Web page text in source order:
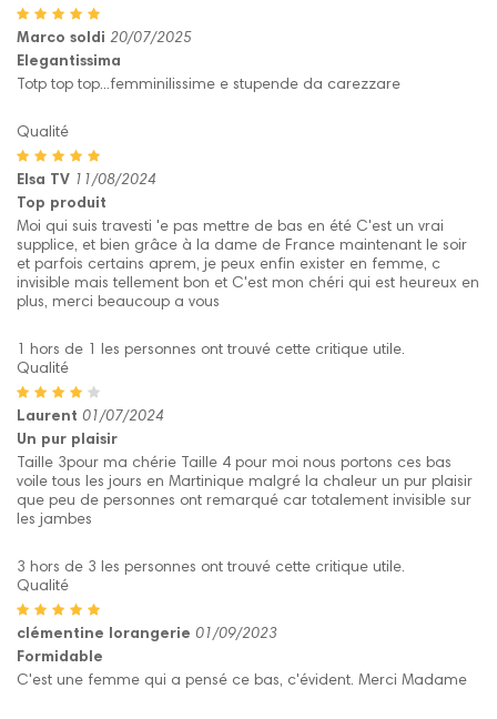
Marco soldi 20/07/2025
Elegantissima
Totp top top...femminilissime e stupende da carezzare
Qualité
Elsa TV 11/08/2024
Top produit
Moi qui suis travesti 'e pas mettre de bas en été C'est un vrai
supplice, et bien grâce à la dame de France maintenant le soir
et parfois certains aprem, je peux enfin exister en femme, c
invisible mais tellement bon et C'est mon chéri qui est heureux en
plus, merci beaucoup a vous
1 hors de 1 les personnes ont trouvé cette critique utile.
Qualité
Laurent 01/07/2024
Un pur plaisir
Taille 3pour ma chérie Taille 4 pour moi nous portons ces bas
voile tous les jours en Martinique malgré la chaleur un pur plaisir
que peu de personnes ont remarqué car totalement invisible sur
les jambes
3 hors de 3 les personnes ont trouvé cette critique utile.
Qualité
clémentine lorangerie 01/09/2023
Formidable
C'est une femme qui a pensé ce bas, c'évident. Merci Madame